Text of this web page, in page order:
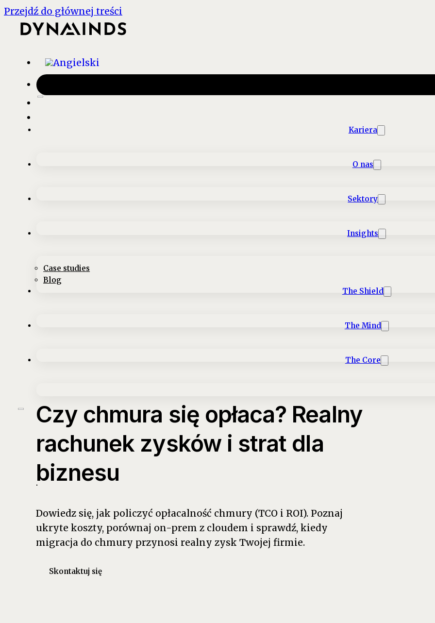
Przejdź do głównej treści
Kariera
O nas
Sektory
Insights
Case studies
Blog
The Shield
The Mind
The Core
Czy chmura się opłaca? Realny
rachunek zysków i strat dla
biznesu
Dowiedz się, jak policzyć opłacalność chmury (TCO i ROI). Poznaj
ukryte koszty, porównaj on-prem z cloudem i sprawdź, kiedy
migracja do chmury przynosi realny zysk Twojej firmie.
Skontaktuj się